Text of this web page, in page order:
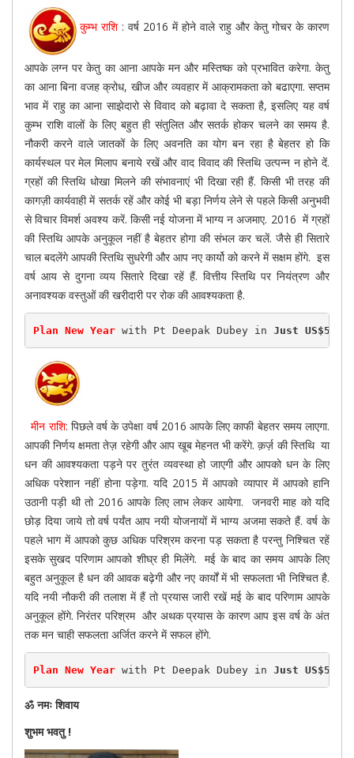
कुम्भ राशि: वर्ष 2016 में होने वाले राहु और केतु गोचर के कारण
आपके लग्न पर केतु का आना आपके मन और मस्तिष्क को प्रभावित करेगा. केतु
का आना बिना वजह क्रोध, खीज और व्यवहार में आक्रामकता को बढाएगा. सप्तम
भाव में राहु का आना साझेदारो से विवाद को बढ़ावा दे सकता है, इसलिए यह वर्ष
कुम्भ राशि वालों के लिए बहुत ही संतुलित और सतर्क होकर चलने का समय है.
नौकरी करने वाले जातकों के लिए अवनति का योग बन रहा है बेहतर हो कि
कार्यस्थल पर मेल मिलाप बनाये रखें और वाद विवाद की स्तिथि उत्पन्न न होने दें.
ग्रहों की स्तिथि धोखा मिलने की संभावनाएं भी दिखा रही हैं. किसी भी तरह की
कागज़ी कार्यवाही में सतर्क रहें और कोई भी बड़ा निर्णय लेने से पहले किसी अनुभवी
से विचार विमर्श अवश्य करें. किसी नई योजना में भाग्य न अजमाए. 2016 में ग्रहों
की स्तिथि आपके अनुकूल नहीं है बेहतर होगा की संभल कर चलें. जैसे ही सितारे
चाल बदलेंगे आपकी स्तिथि सुधरेगी और आप नए कार्यो को करने में सक्षम होंगे. इस
वर्ष आय से दुगना व्यय सितारे दिखा रहें हैं. वित्तीय स्तिथि पर नियंत्रण और
अनावश्यक वस्तुओं की खरीदारी पर रोक की आवश्यकता है.
Plan New Year with Pt Deepak Dubey in Just
मीन राशि: पिछले वर्ष के उपेक्षा वर्ष 2016 आपके लिए काफी बेहतर समय लाएगा.
आपकी निर्णय क्षमता तेज़ रहेगी और आप खूब मेहनत भी करेंगे. क़र्ज़ की स्तिथि या
धन की आवश्यकता पड़ने पर तुरंत व्यवस्था हो जाएगी और आपको धन के लिए
अधिक परेशान नहीं होना पड़ेगा. यदि 2015 में आपको व्यापार में आपको हानि
उठानी पड़ी थी तो 2016 आपके लिए लाभ लेकर आयेगा. जनवरी माह को यदि
छोड़ दिया जाये तो वर्ष पर्यंत आप नयी योजनायों में भाग्य अजमा सकते हैं. वर्ष के
पहले भाग में आपको कुछ अधिक परिश्रम करना पड़ सकता है परन्तु निश्चित रहें
इसके सुखद परिणाम आपको शीघ्र ही मिलेंगे. मई के बाद का समय आपके लिए
बहुत अनुकूल है धन की आवक बढ़ेगी और नए कार्यों में भी सफलता भी निश्चित है.
यदि नयी नौकरी की तलाश में हैं तो प्रयास जारी रखें मई के बाद परिणाम आपके
अनुकूल होंगे. निरंतर परिश्रम और अथक प्रयास के कारण आप इस वर्ष के अंत
तक मन चाही सफलता अर्जित करने में सफल होंगे.
Plan New Year with Pt Deepak Dubey in Just
ॐ नमः शिवाय
शुभम भवतु !